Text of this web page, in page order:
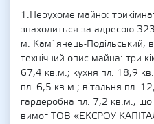
1.Нерухоме майно:
знаходиться за
м. Кам`янець-Подільський,
технічний опис майна: три
67,4 кв.м.; кухня пл. 18,9
пл. 6,5 кв.м.; вітальня пл.
гардеробна пл. 7,2 кв.м.,
вимог ТОВ «ЕКСРОУ